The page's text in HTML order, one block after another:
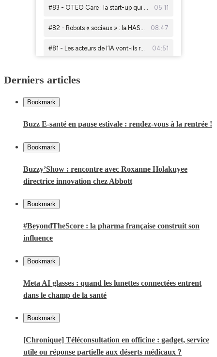
Derniers articles
Bookmark
Buzz E-santé en pause estivale : rendez-vous à la rentrée !
Bookmark
Buzzy’Show : rencontre avec Roxanne Holakuyee
directrice innovation chez Abbott
Bookmark
#BeyondTheScore : la pharma française construit son
influence
Bookmark
Meta AI glasses : quand les lunettes connectées entrent
dans le champ de la santé
Bookmark
[Chronique] Téléconsultation en officine : gadget, service
utile ou réponse partielle aux déserts médicaux ?